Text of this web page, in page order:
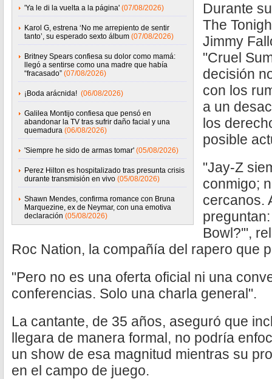
'Ya le di la vuelta a la página' (07/08/2026)
Karol G, estrena ‘No me arrepiento de sentir
tanto’, su esperado sexto álbum (07/08/2026)
Britney Spears confiesa su dolor como mamá:
llegó a sentirse como una madre que había
“fracasado” (07/08/2026)
¡Boda arácnida! (06/08/2026)
Galilea Montijo confiesa que pensó en
abandonar la TV tras sufrir daño facial y una
quemadura (06/08/2026)
'Siempre he sido de armas tomar' (05/08/2026)
Perez Hilton es hospitalizado tras presunta crisis
durante transmisión en vivo (05/08/2026)
Shawn Mendes, confirma romance con Bruna
Marquezine, ex de Neymar, con una emotiva
declaración (05/08/2026)
Durante
The
Jimmy
"Cruel
decisión
con los
a un
los
posible
"Jay-Z
conmigo;
cercanos.
Bowl?'",
Roc Nation, la compañía del rapero que
"Pero no es una oferta oficial ni una
conferencias. Solo una charla general".
La cantante, de 35 años, aseguró que
llegara de manera formal, no podría
un show de esa magnitud mientras su
en el campo de juego.